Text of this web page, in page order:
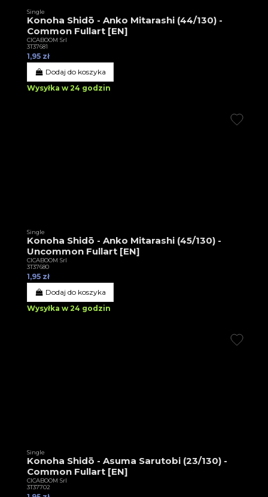
Single
Konoha Shidō - Anko Mitarashi (44/130) -
Common Fullart [EN]
CICABOOM Srl
3T37681
1,95 zł
Dodaj do koszyka
Wysyłka w 24 godzin
Single
Konoha Shidō - Anko Mitarashi (45/130) -
Uncommon Fullart [EN]
CICABOOM Srl
3T37680
1,95 zł
Dodaj do koszyka
Wysyłka w 24 godzin
Single
Konoha Shidō - Asuma Sarutobi (23/130) -
Common Fullart [EN]
CICABOOM Srl
3T37702